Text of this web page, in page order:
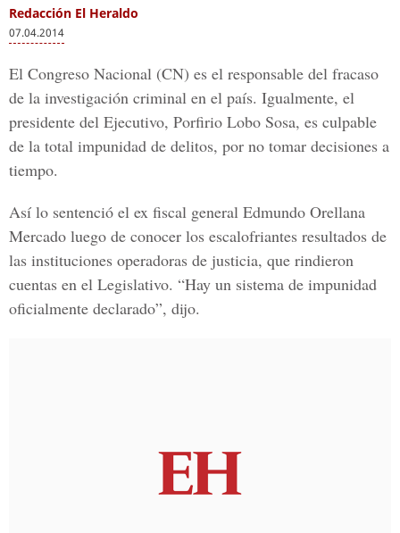
Redacción El Heraldo
07.04.2014
El Congreso Nacional (CN) es el responsable del fracaso
de la investigación criminal en el país. Igualmente, el
presidente del Ejecutivo, Porfirio Lobo Sosa, es culpable
de la total impunidad de delitos, por no tomar decisiones a
tiempo.
Así lo sentenció el ex fiscal general Edmundo Orellana
Mercado luego de conocer los escalofriantes resultados de
las instituciones operadoras de justicia, que rindieron
cuentas en el Legislativo. “Hay un sistema de impunidad
oficialmente declarado”, dijo.